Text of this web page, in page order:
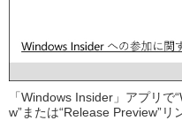
「Windows Insider」アプリで
w”または“Release Preview”リ